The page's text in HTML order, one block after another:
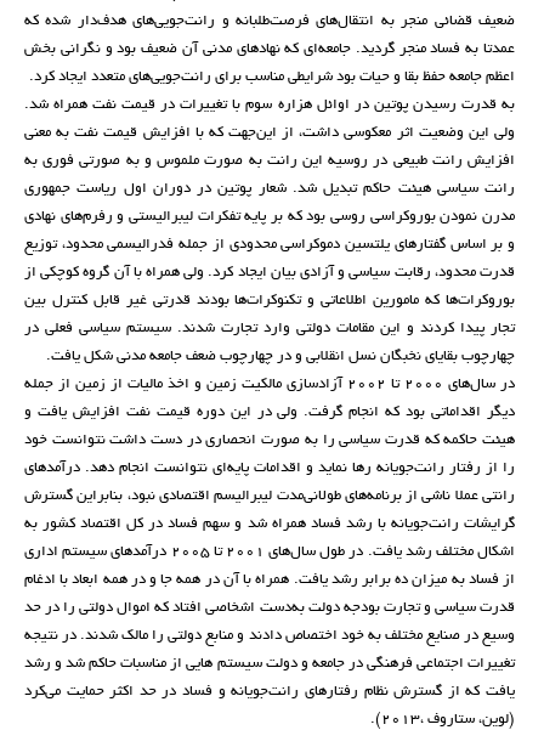
ضعیف قضائی منجر به انتقال‌های فرصت‌طلبانه و رانت‌جویی‌های هدف‌دار شده که
عمدتا به فساد منجر گردید. جامعه‌ای که نهادهای مدنی آن ضعیف بود و نگرانی بخش
اعظم جامعه حفظ بقا و حیات بود شرایطی مناسب برای رانت‌جویی‌های متعدد ایجاد کرد.
به قدرت رسیدن پوتین در اوائل هزاره سوم با تغییرات در قیمت نفت همراه شد.
ولی این وضعیت اثر معکوسی داشت، از این‌جهت که با افزایش قیمت نفت به معنی
افزایش رانت طبیعی در روسیه این رانت به صورت ملموس و به صورتی فوری به
رانت سیاسی هیئت حاکم تبدیل شد. شعار پوتین در دوران اول ریاست جمهوری
مدرن نمودن بوروکراسی روسی بود که بر پایه تفکرات لیبرالیستی و رفرم‌های نهادی
و بر اساس گفتارهای یلتسین دموکراسی محدودی از جمله فدرالیسمی محدود، توزیع
قدرت محدود، رقابت سیاسی و آزادی بیان ایجاد کرد. ولی همراه با آن گروه کوچکی از
بوروکرات‌ها که مامورین اطلاعاتی و تکنوکرات‌ها بودند قدرتی غیر قابل کنترل بین
تجار پیدا کردند و این مقامات دولتی وارد تجارت شدند. سیستم سیاسی فعلی در
چهارچوب بقایای نخبگان نسل انقلابی و در چهارچوب ضعف جامعه مدنی شکل یافت.
در سال‌های 2000 تا 2002 آزادسازی مالکیت زمین و اخذ مالیات از زمین از جمله
دیگر اقداماتی بود که انجام گرفت. ولی در این دوره قیمت نفت افزایش یافت و
هیئت حاکمه که قدرت سیاسی را به صورت انحصاری در دست داشت نتوانست خود
را از رفتار رانت‌جویانه رها نماید و اقدامات پایه‌ای نتوانست انجام دهد. درآمدهای
رانتی عملا ناشی از برنامه‌های طولانی‌مدت لیبرالیسم اقتصادی نبود، بنابراین گسترش
گرایشات رانت‌جویانه با رشد فساد همراه شد و سهم فساد در کل اقتصاد کشور به
اشکال مختلف رشد یافت. در طول سال‌های 2001 تا 2005 درآمدهای سیستم اداری
از فساد به میزان ده برابر رشد یافت. همراه با آن در همه جا و در همه ابعاد با ادغام
قدرت سیاسی و تجارت بودجه دولت به‌دست اشخاصی افتاد که اموال دولتی را در حد
وسیع در صنایع مختلف به خود اختصاص دادند و منابع دولتی را مالک شدند. در نتیجه
تغییرات اجتماعی فرهنگی در جامعه و دولت سیستم هایی از مناسبات حاکم شد و رشد
یافت که از گسترش نظام رفتارهای رانت‌جویانه و فساد در حد اکثر حمایت می‌کرد
(لوین، ستاروف ،2013).